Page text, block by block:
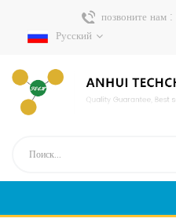
позвоните нам :
Отправить сообщение :
Русский